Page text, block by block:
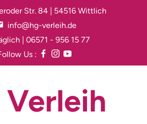
Str. 84 | 54516 Wittlich
info@hg-verleih.de
| 06571 - 956 15 77
Us :
Verleih